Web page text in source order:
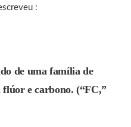
:
de uma família de
e carbono. (“FC,”